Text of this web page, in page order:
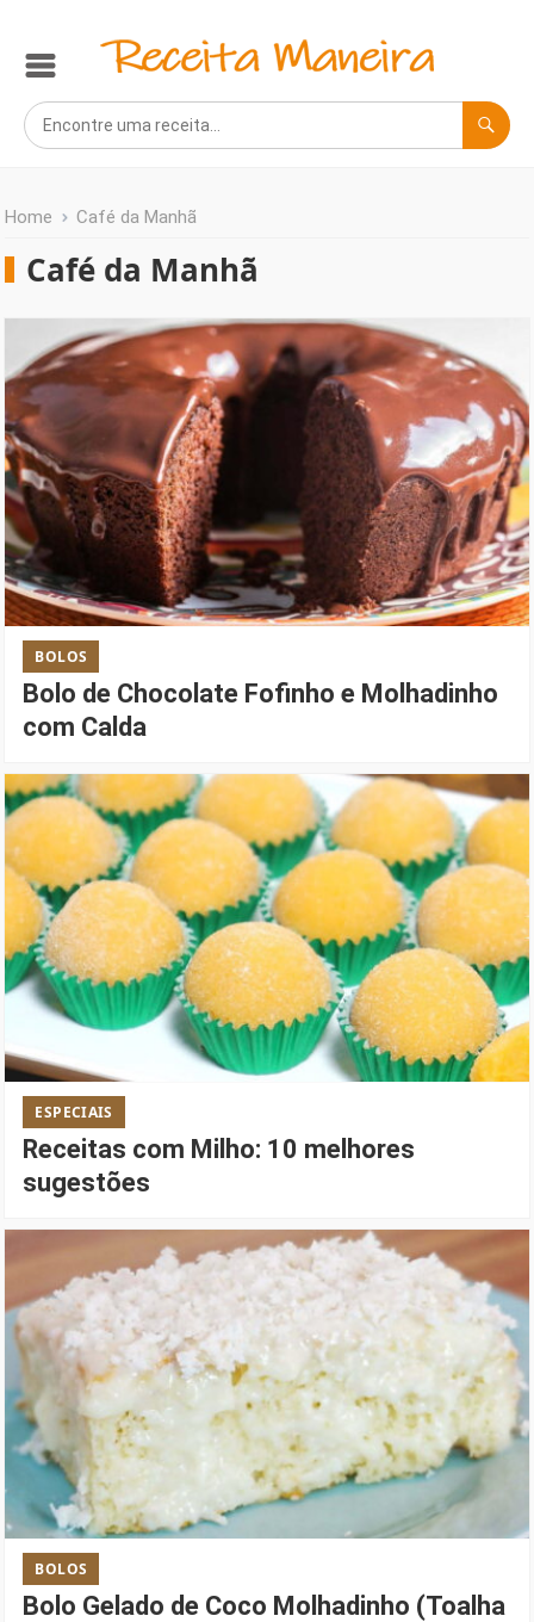
Home Café da Manhã
Café da Manhã
BOLOS
Bolo de Chocolate Fofinho e Molhadinho
com Calda
ESPECIAIS
Receitas com Milho: 10 melhores
sugestões
BOLOS
Bolo Gelado de Coco Molhadinho (Toalha